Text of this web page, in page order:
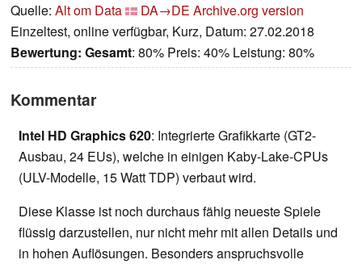
Quelle: Alt om Data DA→DE Archive.org version
Einzeltest, online verfügbar, Kurz, Datum: 27.02.2018
Bewertung: Gesamt: 80% Preis: 40% Leistung: 80%
Kommentar
Intel HD Graphics 620: Integrierte Grafikkarte (GT2-
Ausbau, 24 EUs), welche in einigen Kaby-Lake-CPUs
(ULV-Modelle, 15 Watt TDP) verbaut wird.
Diese Klasse ist noch durchaus fähig neueste Spiele
flüssig darzustellen, nur nicht mehr mit allen Details und
in hohen Auflösungen. Besonders anspruchsvolle